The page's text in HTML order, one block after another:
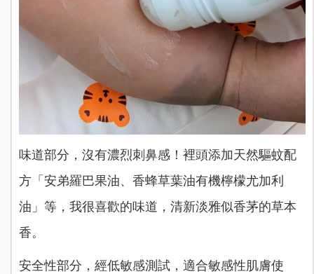
味道部分，沒有濃烈刺鼻感！裡頭添加天然驅蚊配
方「安弟羅巴果油、香蜂草葉油有機檸檬尤加利
油」等，我很喜歡的味道，清新淡雅似香茅的草本
香。
安全性部分，經低敏感測試，適合敏感性肌膚使